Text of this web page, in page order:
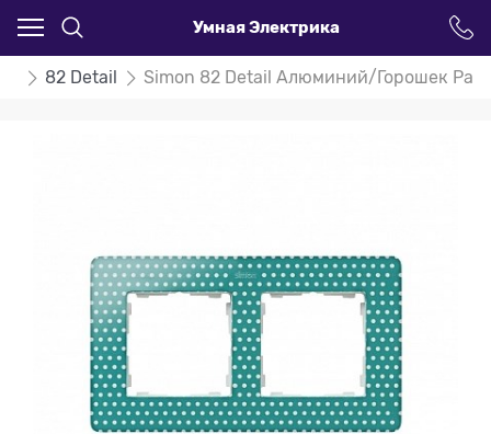
Умная Электрика
82 Detail Simon 82 Detail Алюминий/Горошек